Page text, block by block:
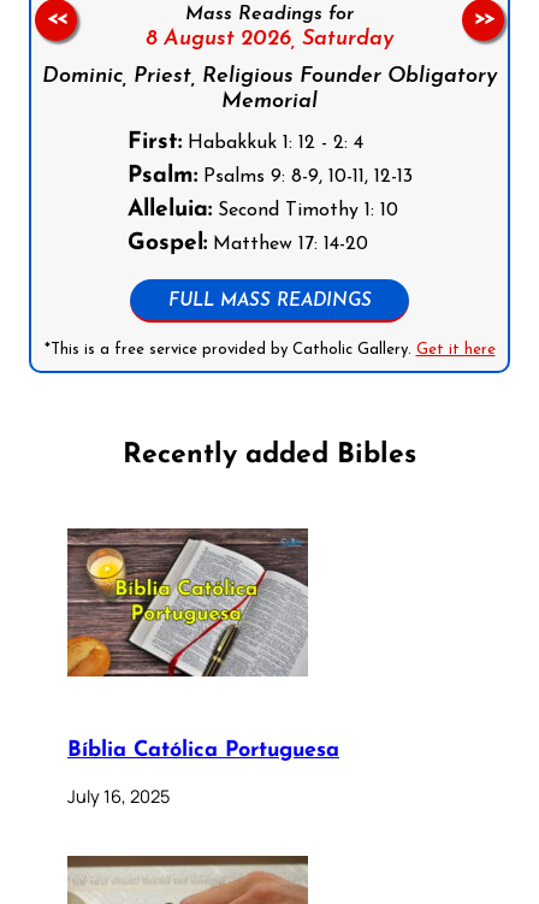
Mass Readings for
8 August 2026, Saturday
Dominic, Priest, Religious Founder Obligatory
Memorial
First:Habakkuk 1: 12 - 2: 4
Psalm:Psalms 9: 8-9, 10-11, 12-13
Alleluia:Second Timothy 1: 10
Gospel:Matthew 17: 14-20
FULL MASS READINGS
*This is a free service provided by Catholic Gallery. Get it here
<< >>
Recently added Bibles
Bíblia Católica Portuguesa
July 16, 2025